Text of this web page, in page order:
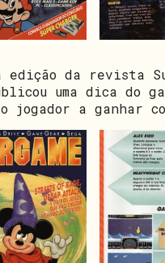
edição da revista
uma dica do
o jogador a ganhar